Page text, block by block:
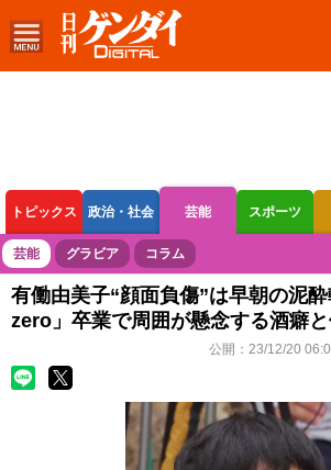
トピックス 政治・社会 芸能 スポーツ
ボートレース 競輪 オートレース
芸能 グラビア コラム
有働由美子“顔面負傷”は早朝の泥
zero」卒業で周囲が懸念する酒癖と
公開： 23/12/20